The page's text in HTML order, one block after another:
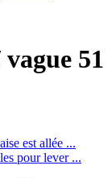
51
est allée ...
pour lever ...